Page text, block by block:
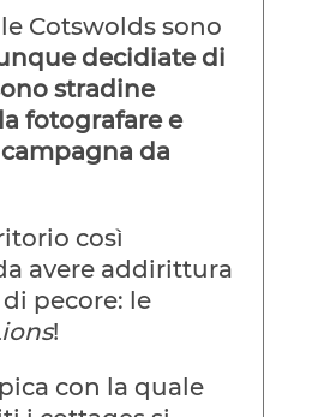
Cotswolds sono
decidiate di
stradine
fotografare e
da
così
avere addirittura
pecore: le
!
con la quale